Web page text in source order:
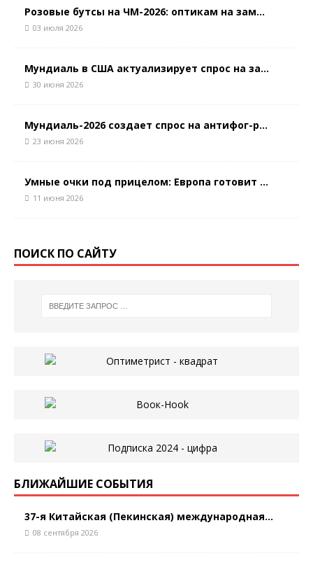
Розовые бутсы на ЧМ-2026: оптикам на зам...
03 июля 2026
Мундиаль в США актуализирует спрос на за...
30 июня 2026
Мундиаль-2026 создает спрос на антифог-р...
23 июня 2026
Умные очки под прицелом: Европа готовит ...
11 июня 2026
ПОИСК ПО САЙТУ
БЛИЖАЙШИЕ СОБЫТИЯ
37-я Китайская (Пекинская) международная...
08 сентября 2026